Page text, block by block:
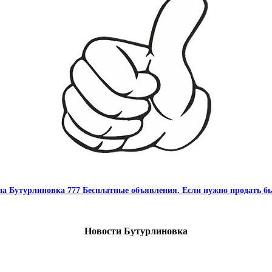
Бутурлиновка 777 Бесплатные объявления. Если нужно продать
Новости Бутурлиновка